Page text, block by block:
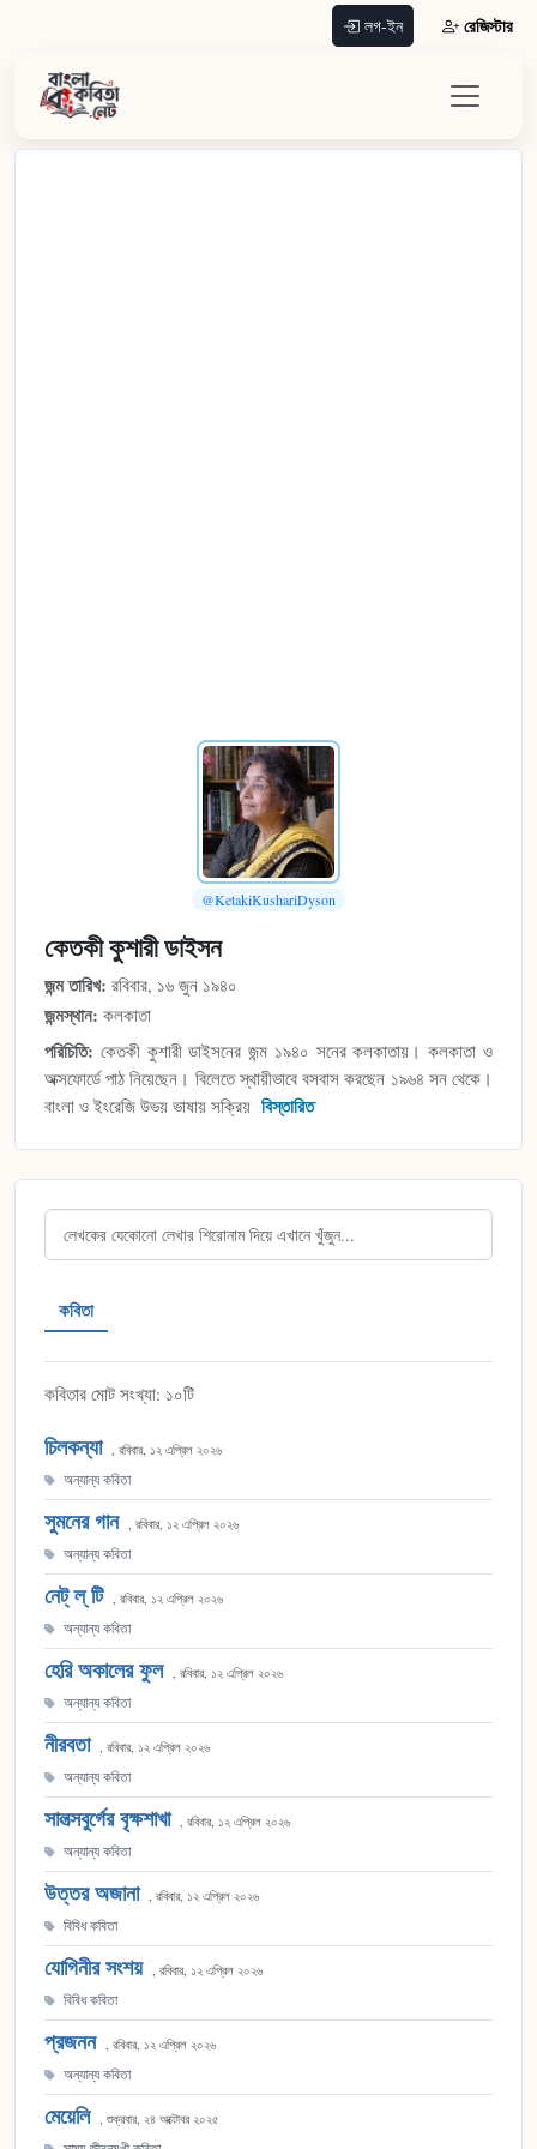
লগ-ইন রেজিস্টার
@KetakiKushariDyson
কেতকী কুশারী ডাইসন
জন্ম তারিখ: রবিবার, ১৬ জুন ১৯৪০
জন্মস্থান: কলকাতা
পরিচিতি: কেতকী কুশারী ডাইসনের জন্ম ১৯৪০ সনের কলকাতায়। কলকাতা ও
অক্সফোর্ডে পাঠ নিয়েছেন। বিলেতে স্থায়ীভাবে বসবাস করছেন ১৯৬৪ সন থেকে।
বাংলা ও ইংরেজি উভয় ভাষায় সক্রিয়
কবিতা
কবিতার মোট সংখ্যা: ১০টি
চিলকন্যা , রবিবার, ১২ এপ্রিল ২০২৬
অন্যান্য কবিতা
সুমনের গান , রবিবার, ১২ এপ্রিল ২০২৬
অন্যান্য কবিতা
নেট্ ল্ টি , রবিবার, ১২ এপ্রিল ২০২৬
অন্যান্য কবিতা
হেরি অকালের ফুল , রবিবার, ১২ এপ্রিল ২০২৬
অন্যান্য কবিতা
নীরবতা , রবিবার, ১২ এপ্রিল ২০২৬
অন্যান্য কবিতা
সালত্সবুর্গের বৃক্ষশাখা , রবিবার, ১২ এপ্রিল ২০২৬
অন্যান্য কবিতা
উত্তর অজানা , রবিবার, ১২ এপ্রিল ২০২৬
বিবিধ কবিতা
যোগিনীর সংশয় , রবিবার, ১২ এপ্রিল ২০২৬
বিবিধ কবিতা
প্রজনন , রবিবার, ১২ এপ্রিল ২০২৬
অন্যান্য কবিতা
মেয়েলি , শুক্রবার, ২৪ অক্টোবর ২০২৫